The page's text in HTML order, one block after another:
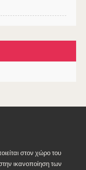
στον χώρο του
ικανοποίηση των